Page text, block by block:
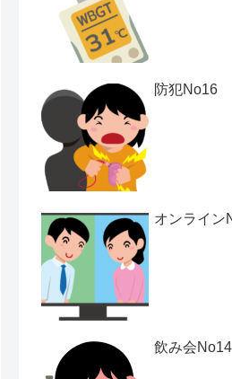
防犯No16
オンライン
飲み会No14